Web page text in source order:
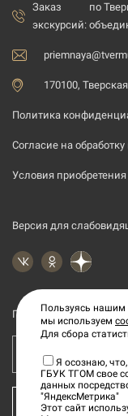
Заказ
экскурсий:
по
170100,
Политика
Согласие на
Условия
Версия для
Подпишитесь на
Ваш e-mail адрес
Пользуясь нашим
мы используем
Для сбора
Я осознаю,
ГБУК ТГОМ свое
данных
"ЯндексМетрика"
Этот сайт